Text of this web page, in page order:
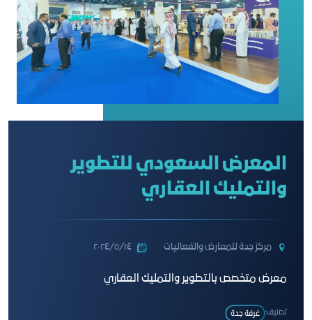
المعرض السعودي للتطوير
والتمليك العقاري
مركز جدة للمعارض والفعاليات ١٤‏/٥‏/٢٠٢٤
معرض متخصص بالتطوير والتمليك العقاري
تصنيف: غرفة جدة